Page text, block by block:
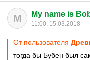
M My name is
11:00, 15.03.2018
От пользователя
тогда бы Бубен был